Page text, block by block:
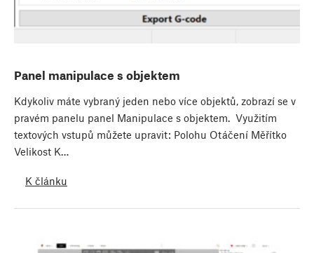
Panel manipulace s objektem
Kdykoliv máte vybraný jeden nebo více objektů, zobrazí se v
pravém panelu panel Manipulace s objektem. Využitím
textových vstupů můžete upravit: Polohu Otáčení Měřítko
Velikost K…
K článku